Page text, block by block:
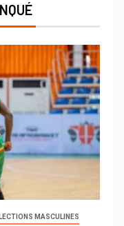
MASCULINES